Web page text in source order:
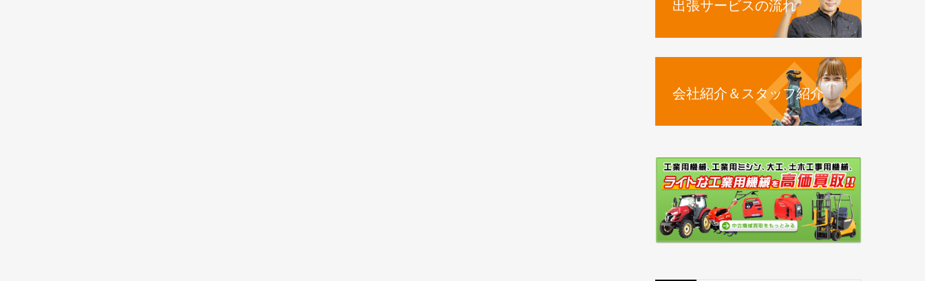
出張サービスの流れ
会社紹介＆スタッフ紹介